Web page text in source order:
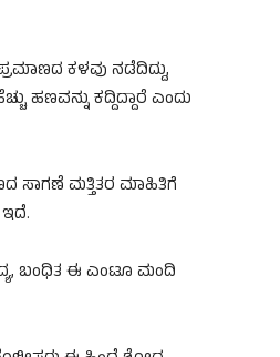
ಕಳವು ನಡೆದಿದ್ದು,
ಕದ್ದಿದ್ದಾರೆ ಎಂದು
ಸಾಗಣೆ ಮತ್ತಿತರ ಮಾಹಿತಿಗೆ
ಬಂಧಿತ ಈ ಎಂಟೂ ಮಂದಿ